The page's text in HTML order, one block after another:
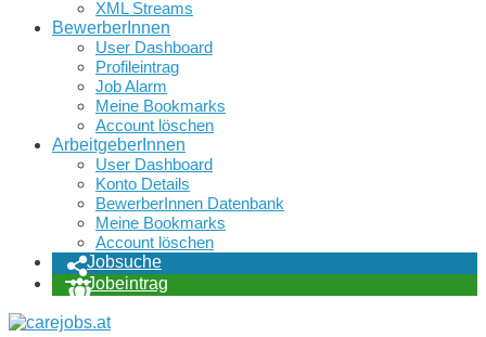
XML Streams
BewerberInnen
User Dashboard
Profileintrag
Job Alarm
Meine Bookmarks
Account löschen
ArbeitgeberInnen
User Dashboard
Konto Details
BewerberInnen Datenbank
Meine Bookmarks
Account löschen
Jobsuche
Jobeintrag